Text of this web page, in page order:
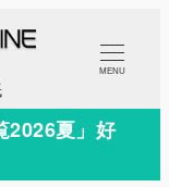
MENU
2026夏」好